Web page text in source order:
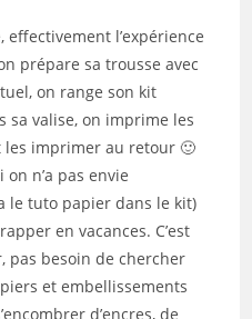
effectivement l’expérience
prépare sa trousse avec
on range son kit
sa valise, on imprime les
les imprimer au retour 🙂
on n’a pas envie
le tuto papier dans le kit)
en vacances. C’est
pas besoin de chercher
et embellissements
d’encres, de